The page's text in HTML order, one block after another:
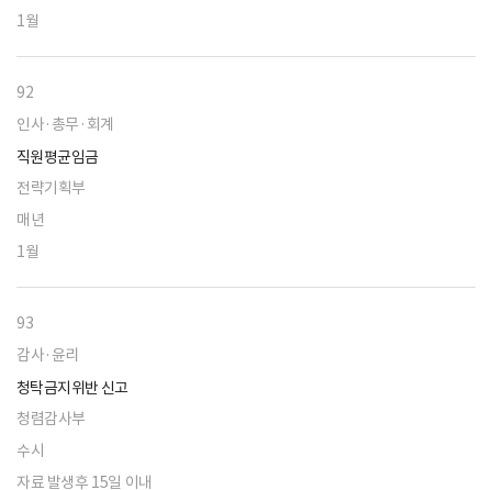
1월
92
인사·총무·회계
직원평균임금
전략기획부
매년
1월
93
감사·윤리
청탁금지위반 신고
청렴감사부
수시
자료 발생후 15일 이내